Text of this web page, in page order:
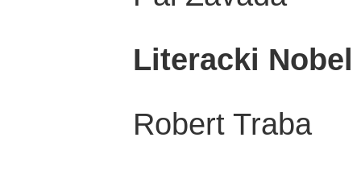
Literacki Nobel
Robert Traba